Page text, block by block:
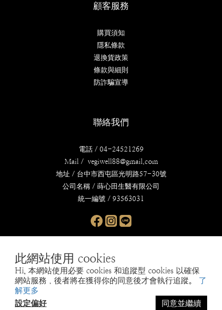
此網站使用 cookies
Hi, 本網站使用必要 cookies 和追蹤型 cookies 以確保
網站服務，後者將在獲得你的同意後才會執行追蹤。 了
解更多
設定偏好
同意並繼續
顧客服務
購買須知
隱私條款
退換貨政策
條款與細則
防詐騙宣導
聯絡我們
電話 / 04-24521269
Mail / vegiwell88@gmail.com
地址 / 台中市西屯區光明路57-30號
公司名稱 / 蒔心田生醫有限公司
統一編號 / 93563031
繁體中文